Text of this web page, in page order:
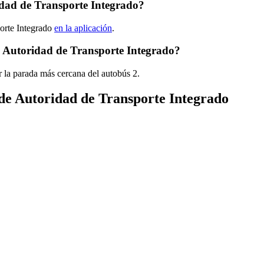
de Transporte Integrado?
Integrado en la aplicación.
Autoridad de Transporte Integrado?
parada más cercana del autobús 2.
Autoridad de Transporte Integrado